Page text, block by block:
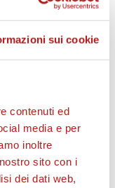
sui cookie
contenuti ed
media e per
inoltre
sito con i
dei dati web,